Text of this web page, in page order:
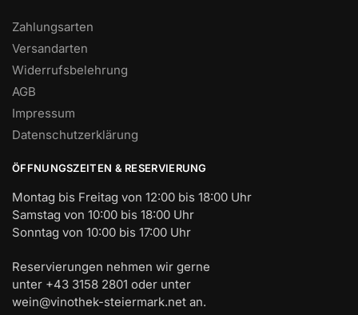
Zahlungsarten
Versandarten
Widerrufsbelehrung
AGB
Impressum
Datenschutzerklärung
ÖFFNUNGSZEITEN & RESERVIERUNG
Montag bis Freitag von 12:00 bis 18:00 Uhr
Samstag von 10:00 bis 18:00 Uhr
Sonntag von 10:00 bis 17:00 Uhr
Reservierungen nehmen wir gerne
unter +43 3158 2801 oder unter
wein@vinothek-steiermark.net an.